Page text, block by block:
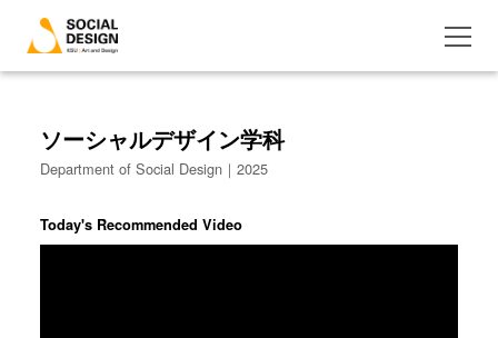
ソーシャルデザイン学科
Department of Social Design｜2025
Today's Recommended Video